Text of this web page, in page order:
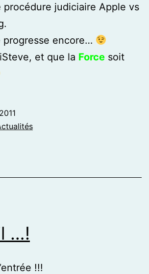
procédure judiciaire Apple vs
progresse encore…
et que la Force soit
…!
!!!